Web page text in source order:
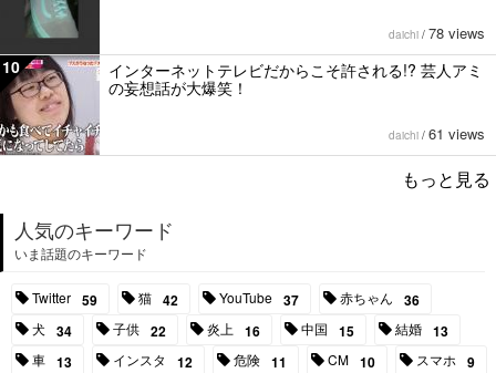
daichi / 78 views
10
インターネットテレビだからこそ許される!? 芸人アミ
の妄想話が大爆笑！
daichi / 61 views
もっと見る
人気のキーワード
いま話題のキーワード
Twitter 59 猫 42 YouTube 37 赤ちゃん 36
犬 34 子供 22 炎上 16 中国 15 結婚 13
車 13 インスタ 12 危険 11 CM 10 スマホ 9